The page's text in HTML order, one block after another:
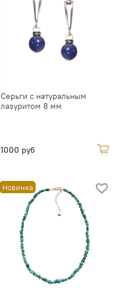
Серьги с натуральным
лазуритом 8 мм
1000 руб
Новинка